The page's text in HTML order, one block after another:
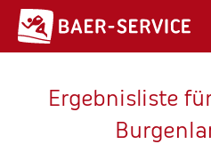
Ergebnisliste